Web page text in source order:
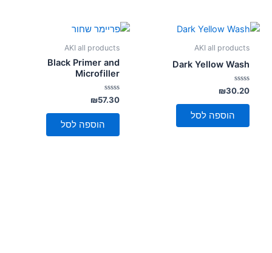
AKI all products
Dark Yellow Wash
דורג
0
מתוך
₪30.20
הוספה לסל
AKI all products
Black Primer and
Microfiller
דורג
0
מתוך
₪57.30
הוספה לסל